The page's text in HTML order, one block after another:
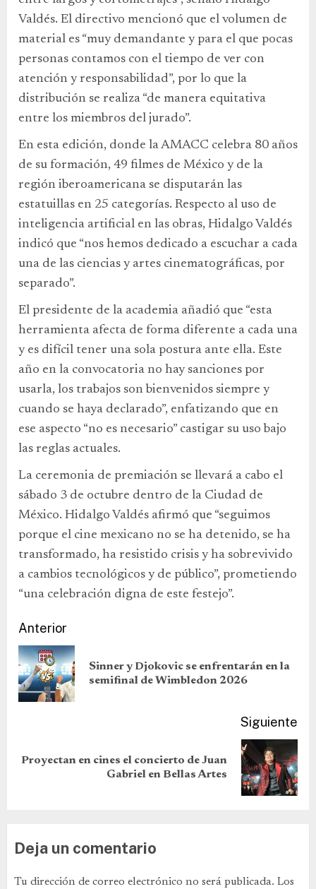
Valdés. El directivo mencionó que el volumen de
material es “muy demandante y para el que pocas
personas contamos con el tiempo de ver con
atención y responsabilidad”, por lo que la
distribución se realiza “de manera equitativa
entre los miembros del jurado”.
En esta edición, donde la AMACC celebra 80 años
de su formación, 49 filmes de México y de la
región iberoamericana se disputarán las
estatuillas en 25 categorías. Respecto al uso de
inteligencia artificial en las obras, Hidalgo Valdés
indicó que “nos hemos dedicado a escuchar a cada
una de las ciencias y artes cinematográficas, por
separado”.
El presidente de la academia añadió que “esta
herramienta afecta de forma diferente a cada una
y es difícil tener una sola postura ante ella. Este
año en la convocatoria no hay sanciones por
usarla, los trabajos son bienvenidos siempre y
cuando se haya declarado”, enfatizando que en
ese aspecto “no es necesario” castigar su uso bajo
las reglas actuales.
La ceremonia de premiación se llevará a cabo el
sábado 3 de octubre dentro de la Ciudad de
México. Hidalgo Valdés afirmó que “seguimos
porque el cine mexicano no se ha detenido, se ha
transformado, ha resistido crisis y ha sobrevivido
a cambios tecnológicos y de público”, prometiendo
“una celebración digna de este festejo”.
Anterior
Sinner y Djokovic se enfrentarán en la
semifinal de Wimbledon 2026
Siguiente
Proyectan en cines el concierto de Juan
Gabriel en Bellas Artes
Deja un comentario
Tu dirección de correo electrónico no será publicada. Los